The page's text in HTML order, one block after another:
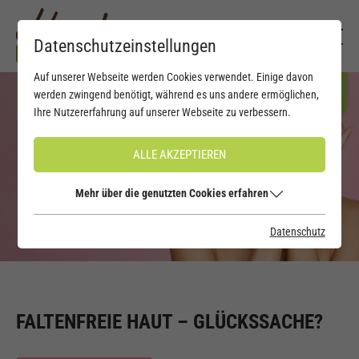
FALTENFREIE HAUT – GLÜCKSSACHE?
Datenschutzeinstellungen
Auf unserer Webseite werden Cookies verwendet. Einige davon
werden zwingend benötigt, während es uns andere ermöglichen,
Ihre Nutzererfahrung auf unserer Webseite zu verbessern.
ALLE AKZEPTIEREN
Mehr über die genutzten Cookies erfahren
Datenschutz